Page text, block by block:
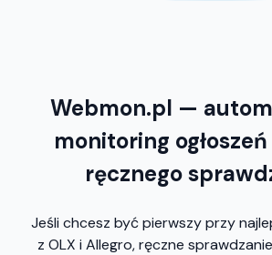
Webmon.pl —
monitoring
ręcznego
Jeśli chcesz być pierwszy przy
z OLX i Allegro, ręczne